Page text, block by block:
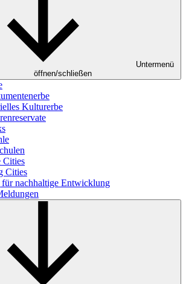
Untermenü
öffnen/schließen
Kulturerbe
Cities
Cities
nachhaltige Entwicklung